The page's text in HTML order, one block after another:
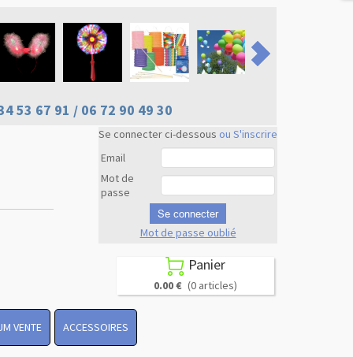
53 67 91 / 06 72 90 49 30
Se connecter ci-dessous ou S'inscrire
Email
Mot de
passe
Se connecter
Mot de passe oublié
 Panier
0.00 € (0 articles)
VENTE ACCESSOIRES